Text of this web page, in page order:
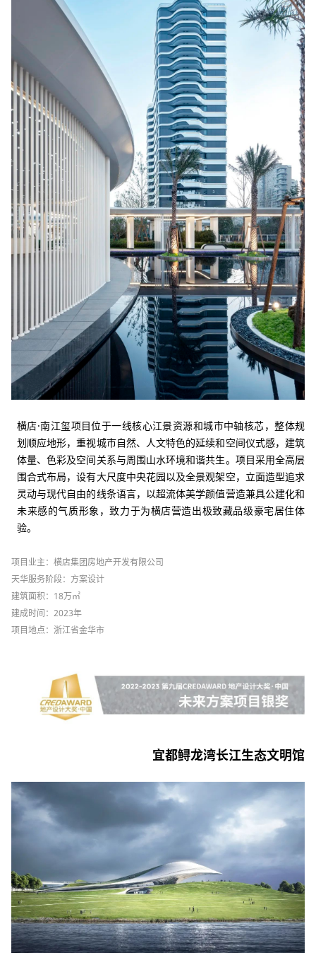
横店·南江玺项目位于一线核心江景资源和城市中轴核芯，整体规
划顺应地形，重视城市自然、人文特色的延续和空间仪式感，建筑
体量、色彩及空间关系与周围山水环境和谐共生。 项目采用全高层
围合式布局，设有大尺度中央花园以及全景观架空，立面造型追求
灵动与现代自由的线条语言，以超流体美学颜值营造兼具公建化和
未来感的气质形象，致力于为横店营造出极致藏品级豪宅居住体
验。
项目业主：横店集团房地产开发有限公司
天华服务阶段：方案设计
建筑面积：18万㎡
建成时间：2023年
项目地点：浙江省金华市
宜都鲟龙湾长江生态文明馆